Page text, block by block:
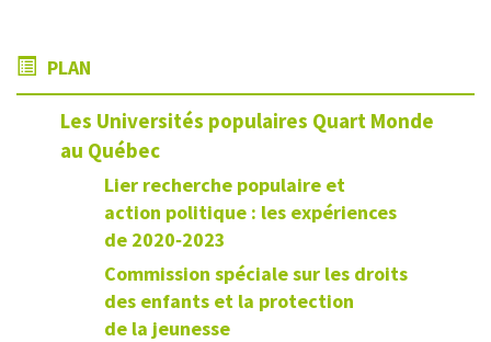
PLAN
Les Universités populaires Quart Monde
au Québec
Lier recherche populaire et
action politique : les expériences
de 2020‑2023
Commission spéciale sur les droits
des enfants et la protection
de la jeunesse